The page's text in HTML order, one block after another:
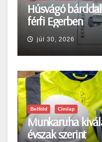
Húsvágó
férfi Egerben
júl 30, 2026
Belföld Címlap
Munkaruha
évszak szerint